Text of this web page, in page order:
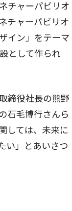
チャーパビリオ
チャーパビリオ
イン」をテーマ
として作られ
締役社長の熊野
石毛博行さんら
しては、未来に
い」とあいさつ